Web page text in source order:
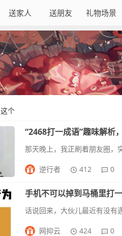
送家人 送朋友 礼物场景
这个
“2468打一成语”趣味解析
逆行者 412 0
手机不可以掉到马桶里打
网抑云 424 0